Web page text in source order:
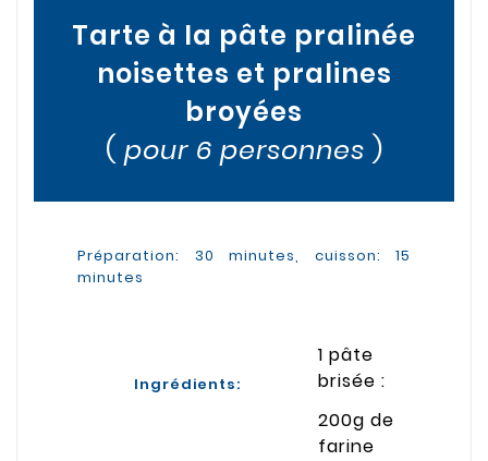
Tarte à la pâte pralinée
noisettes et pralines
broyées
( pour 6 personnes )
Préparation: 30 minutes, cuisson: 15
minutes
Ingrédients:
1 pâte
brisée :
200g de
farine